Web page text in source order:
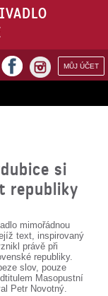
MŮJ ÚČET
facebook
si
republiky
mimořádnou
text, inspirovaný
právě při
republiky.
slov, pouze
Masopustní
Petr Novotný.